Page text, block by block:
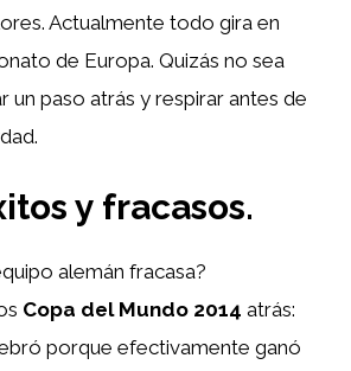
Actualmente todo gira en
de Europa. Quizás no sea
un paso atrás y respirar antes de
y fracasos.
alemán fracasa?
Copa del Mundo 2014 atrás:
porque efectivamente ganó